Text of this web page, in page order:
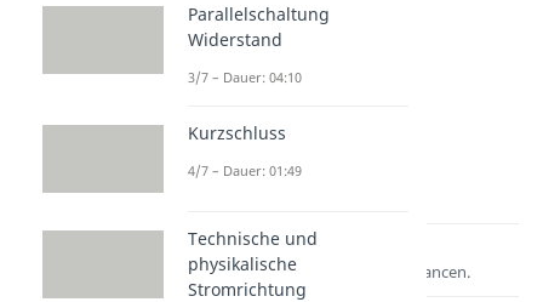
Lernen lohnt sich!
Entdecke hier deine Chancen.
Parallelschaltung
Widerstand
3/7 – Dauer: 04:10
Kurzschluss
4/7 – Dauer: 01:49
Technische und
physikalische
Stromrichtung